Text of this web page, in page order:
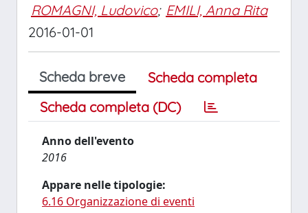
ROMAGNI, Ludovico; EMILI, Anna Rita
2016-01-01
Scheda breve
Scheda completa
Scheda completa (DC)
Anno dell'evento
2016
Appare nelle tipologie:
6.16 Organizzazione di eventi